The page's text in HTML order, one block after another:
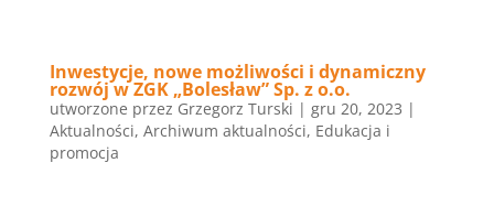
Inwestycje, nowe możliwości i dynamiczny
rozwój w ZGK „Bolesław” Sp. z o.o.
utworzone przez Grzegorz Turski | gru 20, 2023 |
Aktualności, Archiwum aktualności, Edukacja i
promocja